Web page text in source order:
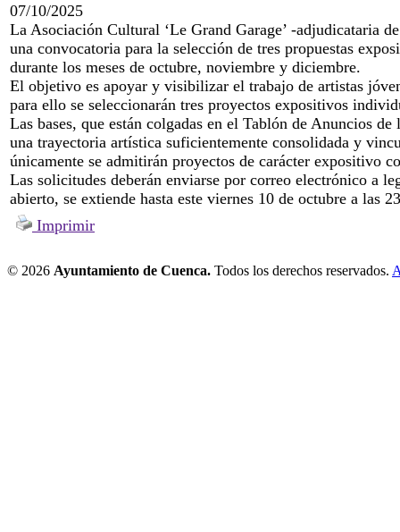
07/10/2025
La Asociación Cultural ‘Le Grand Garage’ -adjudicataria
una convocatoria para la selección de tres propuestas
durante los meses de octubre, noviembre y diciembre.
El objetivo es apoyar y visibilizar el trabajo de artistas
para ello se seleccionarán tres proyectos expositivos
Las bases, que están colgadas en el Tablón de Anuncios
una trayectoria artística suficientemente consolidada y
únicamente se admitirán proyectos de carácter
Las solicitudes deberán enviarse por correo electrónico a
abierto, se extiende hasta este viernes 10 de octubre a las
Imprimir
© 2026 Ayuntamiento de Cuenca. Todos los derechos reservados.